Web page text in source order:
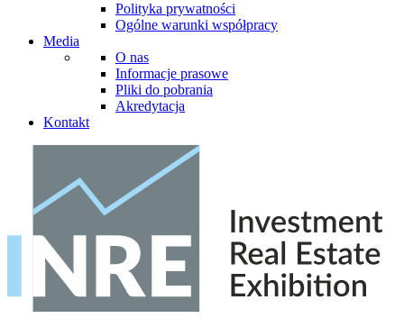
Polityka prywatności
Ogólne warunki współpracy
Media
O nas
Informacje prasowe
Pliki do pobrania
Akredytacja
Kontakt